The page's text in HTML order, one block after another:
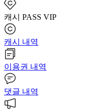
캐시 PASS VIP
캐시 내역
이용권 내역
댓글 내역